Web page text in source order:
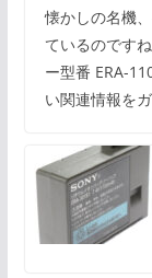
懐かしの名機
ているのです
ー型番 ERA-
い関連情報を